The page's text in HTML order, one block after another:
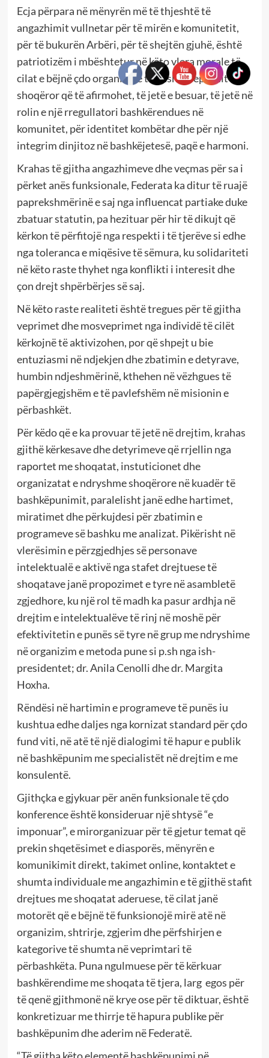
Ecja përpara në mënyrën më të thjeshtë të
angazhimit vullnetar për të mirën e komunitetit,
për të bukurën Arbëri, për të shejtën gjuhë, është
patriotizëm i mbështetur në këto vlera morale të
cilat e bëjnë çdo organizatë të bashkëveprimit
shoqëror që të afirmohet, të jetë e besuar, të jetë në
rolin e një rregullatori bashkërendues në
komunitet, për identitet kombëtar dhe për një
integrim dinjitoz në bashkëjetesë, paqë e harmoni.
Krahas të gjitha angazhimeve dhe veçmas për sa i
përket anës funksionale, Federata ka ditur të ruajë
paprekshmërinë e saj nga influencat partiake duke
zbatuar statutin, pa hezituar për hir të dikujt që
kërkon të përfitojë nga respekti i të tjerëve si edhe
nga toleranca e miqësive të sëmura, ku solidariteti
në këto raste thyhet nga konflikti i interesit dhe
çon drejt shpërbërjes së saj.
Në këto raste realiteti është tregues për të gjitha
veprimet dhe mosveprimet nga individë të cilët
kërkojnë të aktivizohen, por që shpejt u bie
entuziasmi në ndjekjen dhe zbatimin e detyrave,
humbin ndjeshmërinë, kthehen në vëzhgues të
papërgjegjshëm e të pavlefshëm në misionin e
përbashkët.
Për këdo që e ka provuar të jetë në drejtim, krahas
gjithë kërkesave dhe detyrimeve që rrjellin nga
raportet me shoqatat, instuticionet dhe
organizatat e ndryshme shoqërore në kuadër të
bashkëpunimit, paralelisht janë edhe hartimet,
miratimet dhe përkujdesi për zbatimin e
programeve së bashku me analizat. Pikërisht në
vlerësimin e përzgjedhjes së personave
intelektualë e aktivë nga stafet drejtuese të
shoqatave janë propozimet e tyre në asambletë
zgjedhore, ku një rol të madh ka pasur ardhja në
drejtim e intelektualëve të rinj në moshë për
efektivitetin e punës së tyre në grup me ndryshime
në organizim e metoda pune si p.sh nga ish-
presidentet; dr. Anila Cenolli dhe dr. Margita
Hoxha.
Rëndësi në hartimin e programeve të punës iu
kushtua edhe daljes nga kornizat standard për çdo
fund viti, në atë të një dialogimi të hapur e publik
në bashkëpunim me specialistët në drejtim e me
konsulentë.
Gjithçka e gjykuar për anën funksionale të çdo
konference është konsideruar një shtysë “e
imponuar”, e mirorganizuar për të gjetur temat që
prekin shqetësimet e diasporës, mënyrën e
komunikimit direkt, takimet online, kontaktet e
shumta individuale me angazhimin e të gjithë stafit
drejtues me shoqatat aderuese, të cilat janë
motorët që e bëjnë të funksionojë mirë atë në
organizim, shtrirje, zgjerim dhe përfshirjen e
kategorive të shumta në veprimtari të
përbashkëta. Puna ngulmuese për të kërkuar
bashkërendime me shoqata të tjera, larg egos për
të qenë gjithmonë në krye ose për të diktuar, është
konkretizuar me thirrje të hapura publike për
bashkëpunim dhe aderim në Federatë.